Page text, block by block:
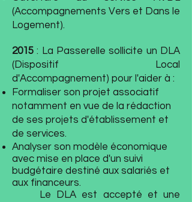
(Accompagnements Vers et Dans le
Logement).
2015 : La Passerelle sollicite un DLA
(Dispositif Local
d'Accompagnement) pour l'aider à :
Formaliser son projet associatif
notamment en vue de la rédaction
de ses projets d'établissement et
de services.
Analyser son modèle économique
avec mise en place d'un suivi
budgétaire destiné aux salariés et
aux financeurs.
Le DLA est accepté et une